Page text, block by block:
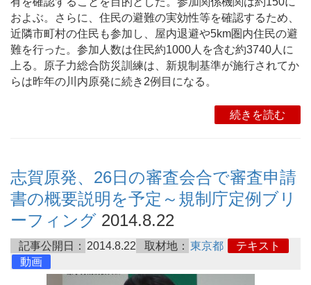
およぶ。さらに、住民の避難の実効性等を確認するため、
近隣市町村の住民も参加し、屋内退避や5km圏内住民の避
難を行った。参加人数は住民約1000人を含む約3740人に
上る。原子力総合防災訓練は、新規制基準が施行されてか
らは昨年の川内原発に続き2例目になる。
続きを読む
志賀原発、26日の審査会合で審査申請
書の概要説明を予定～規制庁定例ブリ
ーフィング 2014.8.22
記事公開日： 2014.8.22 取材地： 東京都
テキスト
動画